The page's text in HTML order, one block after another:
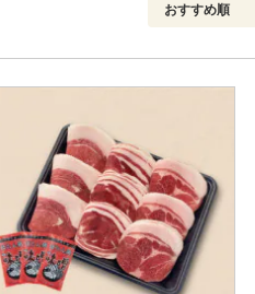
解除
発送種別 解除
通常
冷蔵便
冷凍便
おすすめ順
新着順
寄付金額が高い
寄付金額が低い